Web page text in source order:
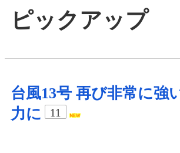
ピックアップ
台風13号 再び非常に強
力に
11